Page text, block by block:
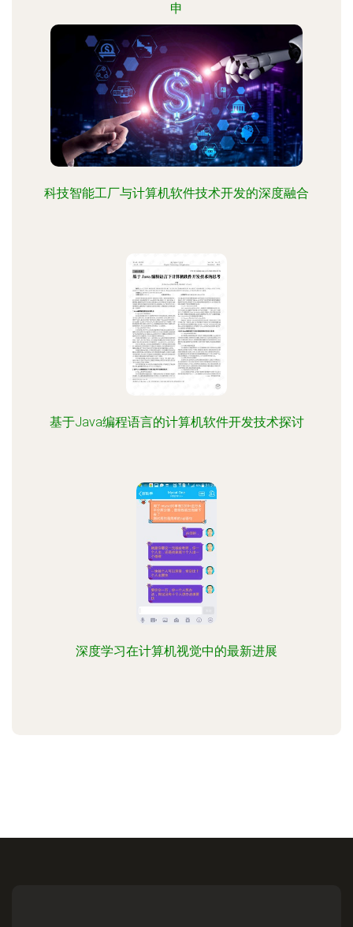
申
科技智能工厂与计算机软件技术开发的深度融合
基于Java编程语言的计算机软件开发技术探讨
深度学习在计算机视觉中的最新进展